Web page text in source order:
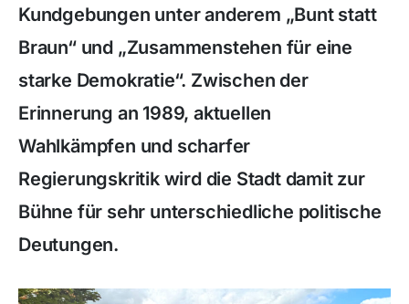
Kundgebungen unter anderem „Bunt statt
Braun“ und „Zusammenstehen für eine
starke Demokratie“. Zwischen der
Erinnerung an 1989, aktuellen
Wahlkämpfen und scharfer
Regierungskritik wird die Stadt damit zur
Bühne für sehr unterschiedliche politische
Deutungen.